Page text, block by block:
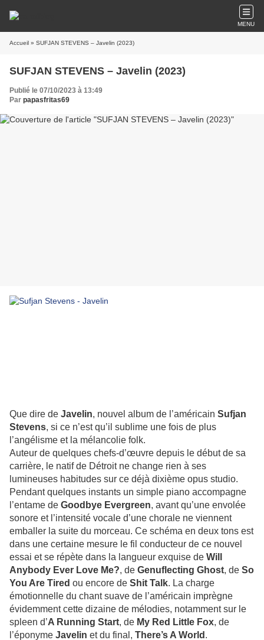
MENU
Accueil » SUFJAN STEVENS – Javelin (2023)
SUFJAN STEVENS – Javelin (2023)
Publié le 07/10/2023 à 13:49
Par papasfritas69
Que dire de Javelin, nouvel album de l’américain Sufjan
Stevens, si ce n’est qu’il sublime une fois de plus
l’angélisme et la mélancolie folk.
Auteur de quelques chefs-d’œuvre depuis le début de sa
carrière, le natif de Détroit ne change rien à ses
lumineuses habitudes sur ce déjà dixième opus studio.
Pendant quelques instants un simple piano accompagne
l’entame de Goodbye Evergreen, avant qu’une envolée
sonore et l’intensité vocale d’une chorale ne viennent
emballer la suite du morceau. Ce schéma en deux tons est
dans une certaine mesure le fil conducteur de ce nouvel
essai et se répète dans la langueur exquise de Will
Anybody Ever Love Me?, de Genuflecting Ghost, de So
You Are Tired ou encore de Shit Talk. La charge
émotionnelle du chant suave de l’américain imprègne
évidemment cette dizaine de mélodies, notamment sur le
spleen d’A Running Start, de My Red Little Fox, de
l’éponyme Javelin et du final, There’s A World .